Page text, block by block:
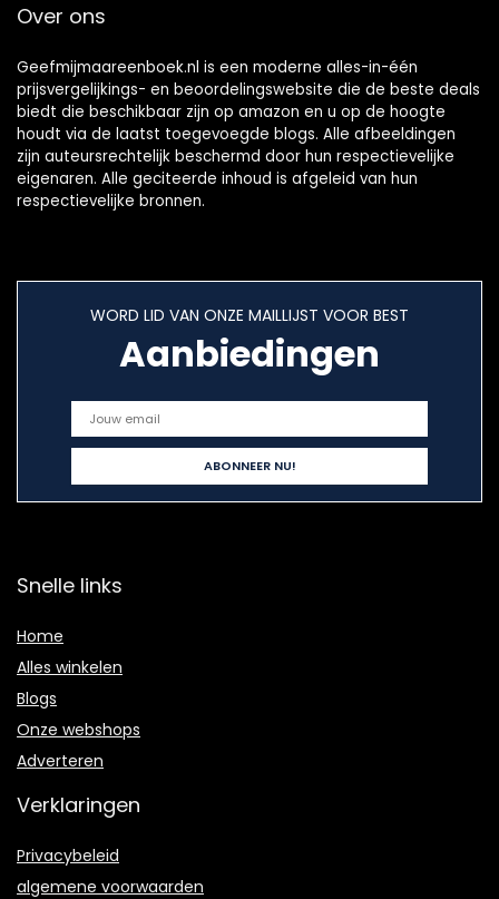
Over ons
Geefmijmaareenboek.nl is een moderne alles-in-één
prijsvergelijkings- en beoordelingswebsite die de beste deals
biedt die beschikbaar zijn op amazon en u op de hoogte
houdt via de laatst toegevoegde blogs. Alle afbeeldingen
zijn auteursrechtelijk beschermd door hun respectievelijke
eigenaren. Alle geciteerde inhoud is afgeleid van hun
respectievelijke bronnen.
WORD LID VAN ONZE MAILLIJST VOOR BEST
Aanbiedingen
Snelle links
Home
Alles winkelen
Blogs
Onze webshops
Adverteren
Verklaringen
Privacybeleid
algemene voorwaarden